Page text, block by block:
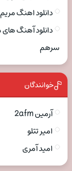
دانلود اهنگ
دانلود آهنگ
سرهم
خوانندگان
آرمین 2afm
امیر تتلو
امید آمری